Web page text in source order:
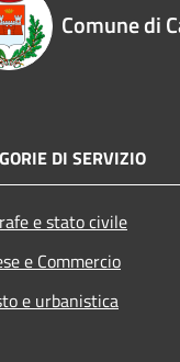
Comune di
DI SERVIZIO
e stato civile
e Commercio
e urbanistica